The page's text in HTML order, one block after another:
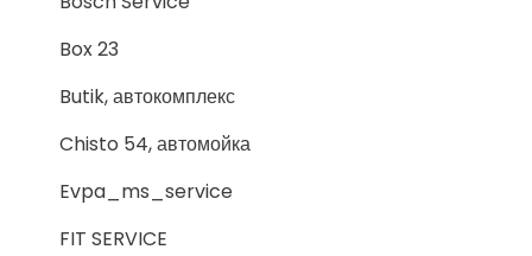
Box 23
Butik, автокомплекс
Chisto 54, автомойка
Evpa_ms_service
FIT SERVICE